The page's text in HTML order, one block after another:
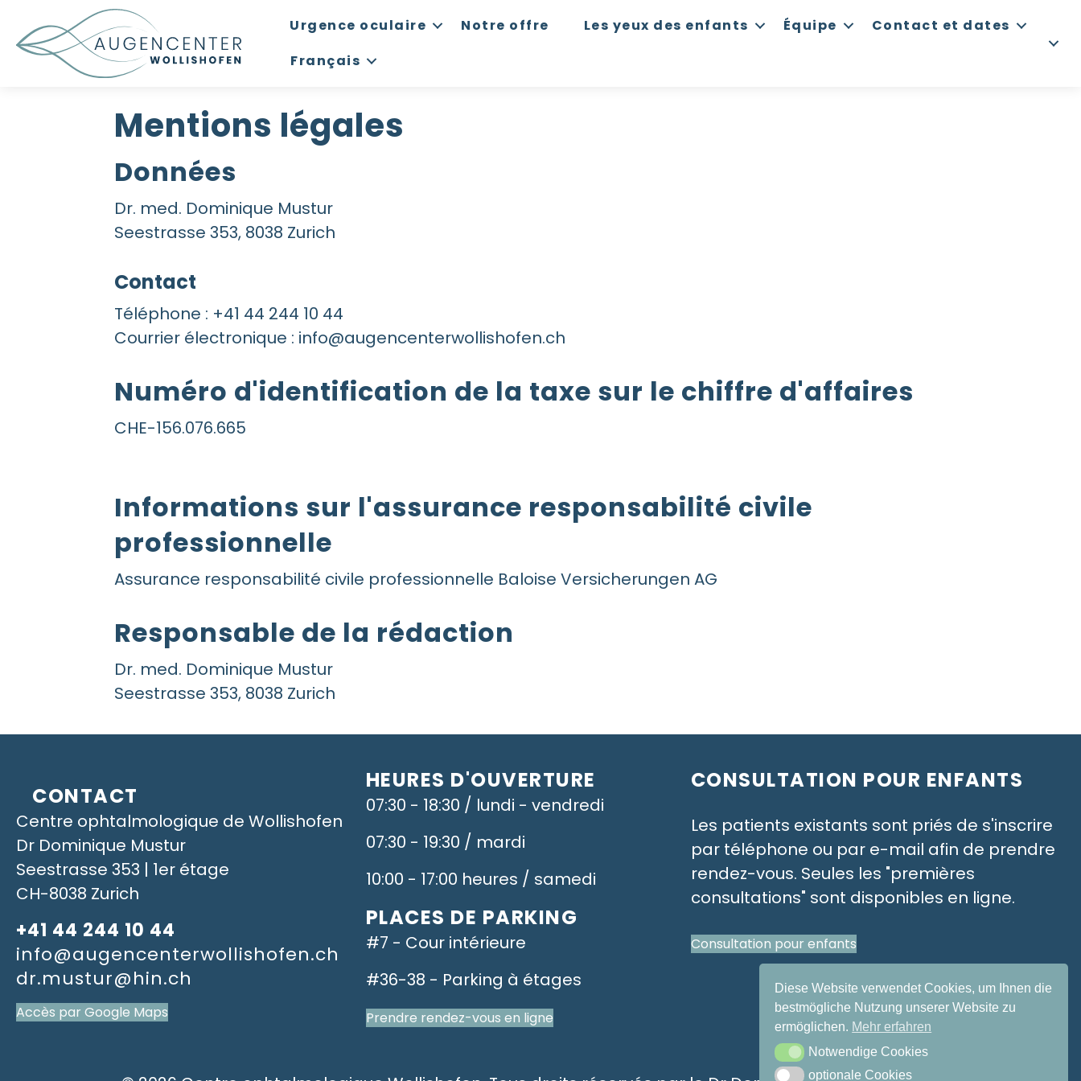
Diese Website verwendet Cookies, um Ihnen die
bestmögliche Nutzung unserer Website zu
ermöglichen. Mehr erfahren
Notwendige Cookies
Notwendige Cookies
optionale Cookies
optionale Cookies
Urgence oculaire Notre offre Les yeux des enfants Équipe
Contact et dates
Français
Mentions légales
Données
Dr. med. Dominique Mustur
Seestrasse 353, 8038 Zurich
Contact
Téléphone : +41 44 244 10 44
Courrier électronique : info@augencenterwollishofen.ch
Numéro d'identification de la taxe sur le chiffre d'affaires
CHE-156.076.665
Informations sur l'assurance responsabilité civile
professionnelle
Assurance responsabilité civile professionnelle Baloise Versicherungen AG
Responsable de la rédaction
Dr. med. Dominique Mustur
Seestrasse 353, 8038 Zurich
CONTACT
Centre ophtalmologique de Wollishofen
Dr Dominique Mustur
Seestrasse 353 | 1er étage
CH-8038 Zurich
+41 44 244 10 44
info@augencenterwollishofen.ch
dr.mustur@hin.ch
Accès par Google Maps
HEURES D'OUVERTURE
07:30 - 18:30 / lundi - vendredi
07:30 - 19:30 / mardi
10:00 - 17:00 heures / samedi
PLACES DE PARKING
#7 - Cour intérieure
#36-38 - Parking à étages
Prendre rendez-vous en ligne
CONSULTATION POUR ENFANTS
Les patients existants sont priés de s'inscrire
par téléphone ou par e-mail afin de prendre
rendez-vous. Seules les "premières
consultations" sont disponibles en ligne.
Consultation pour enfants